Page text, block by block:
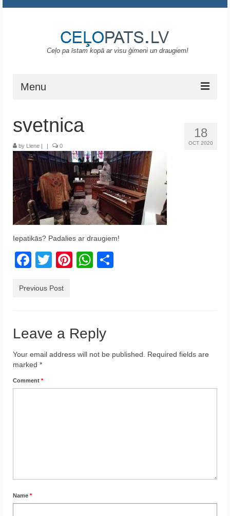
Ceļo pa īstam kopā ar visu ģimeni un draugiem!
Menu
Portugāle
ASV
Melnkalne
Grieķija
Krēta
Francija
Indonēzija
Par Mums
18
OCT 2020
svetnica
by Liene | | 0
Iepatikās? Padalies ar draugiem!
Facebook
TwitterPinterest
WhatsApp
Previous Post
Leave a Reply
Your email address will not be published.
Required fields are
marked *
Comment *
Name *